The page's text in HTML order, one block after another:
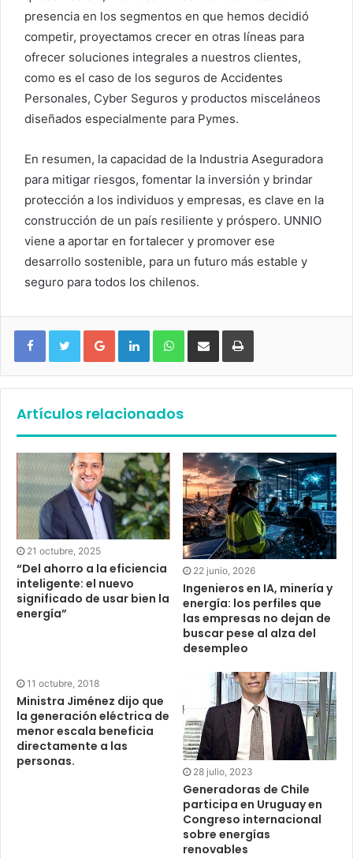
presencia en los segmentos en que hemos decidió
competir, proyectamos crecer en otras líneas para
ofrecer soluciones integrales a nuestros clientes,
como es el caso de los seguros de Accidentes
Personales, Cyber Seguros y productos misceláneos
diseñados especialmente para Pymes.
En resumen, la capacidad de la Industria Aseguradora
para mitigar riesgos, fomentar la inversión y brindar
protección a los individuos y empresas, es clave en la
construcción de un país resiliente y próspero. UNNIO
viene a aportar en fortalecer y promover ese
desarrollo sostenible, para un futuro más estable y
seguro para todos los chilenos.
Google+ LinkedIn WhatsApp
Artículos relacionados
21 octubre, 2025
“Del ahorro a la eficiencia
inteligente: el nuevo
significado de usar bien la
energía”
22 junio, 2026
Ingenieros en IA, minería y
energía: los perfiles que
las empresas no dejan de
buscar pese al alza del
desempleo
11 octubre, 2018
Ministra Jiménez dijo que
la generación eléctrica de
menor escala beneficia
directamente a las
personas.
28 julio, 2023
Generadoras de Chile
participa en Uruguay en
Congreso internacional
sobre energías
renovables